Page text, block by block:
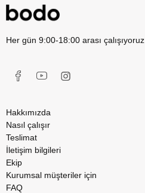
Her gün 9:00-18:00 arası çalışıyoruz
Hakkımızda
Nasıl çalışır
Teslimat
İletişim bilgileri
Ekip
Kurumsal müşteriler için
FAQ